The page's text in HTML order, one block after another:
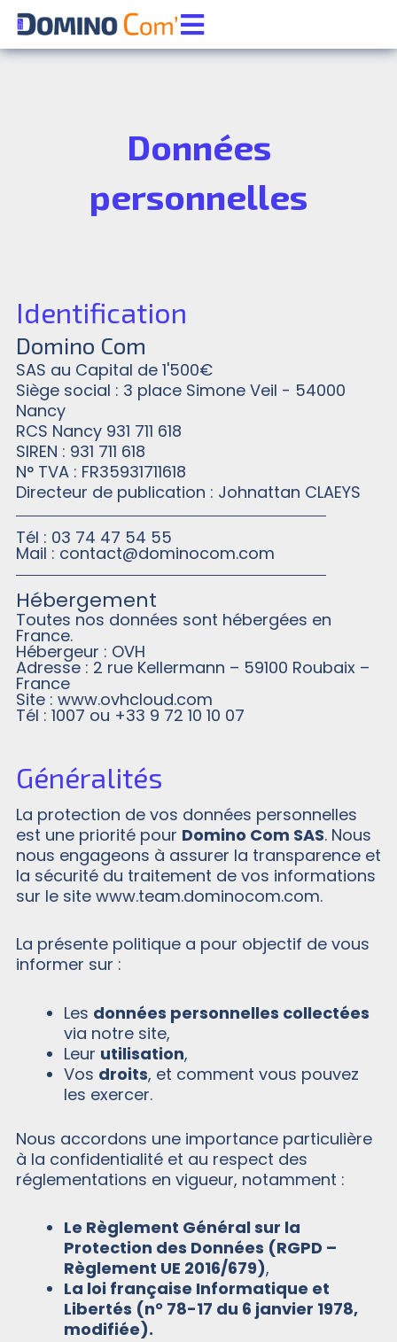
Aller
au
contenu
Données
personnelles
Identification
Domino Com
SAS au Capital de 1'500€
Siège social : 3 place Simone Veil - 54000
Nancy
RCS Nancy 931 711 618
SIREN : 931 711 618
N° TVA : FR35931711618
Directeur de publication : Johnattan CLAEYS
Tél : 03 74 47 54 55
Mail : contact@dominocom.com
Hébergement
Toutes nos données sont hébergées en
France.
Hébergeur : OVH
Adresse : 2 rue Kellermann – 59100 Roubaix –
France
Site : www.ovhcloud.com
Tél : 1007 ou +33 9 72 10 10 07
Généralités
La protection de vos données personnelles
est une priorité pour Domino Com SAS. Nous
nous engageons à assurer la transparence et
la sécurité du traitement de vos informations
sur le site www.team.dominocom.com.
La présente politique a pour objectif de vous
informer sur :
Les données personnelles collectées
via notre site,
Leur utilisation,
Vos droits, et comment vous pouvez
les exercer.
Nous accordons une importance particulière
à la confidentialité et au respect des
réglementations en vigueur, notamment :
Le Règlement Général sur la
Protection des Données (RGPD –
Règlement UE 2016/679),
La loi française Informatique et
Libertés (n° 78-17 du 6 janvier 1978,
modifiée).